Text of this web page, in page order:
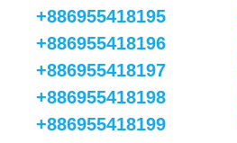
+886955418195
+886955418196
+886955418197
+886955418198
+886955418199